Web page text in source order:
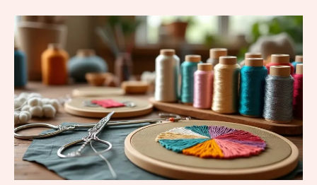
la
broderie
?
Découvre
meilleur
guide
2025
!